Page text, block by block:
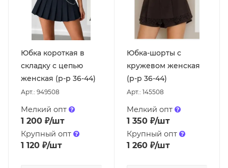
Юбка короткая в
складку с цепью
женская (р-р 36-44)
Арт.: 949508
Мелкий опт
1 200 ₽/шт
Крупный опт
1 120 ₽/шт
Юбка-шорты с
кружевом женская
(р-р 36-44)
Арт.: 145508
Мелкий опт
1 350₽/шт
Крупный опт
1 260₽/шт